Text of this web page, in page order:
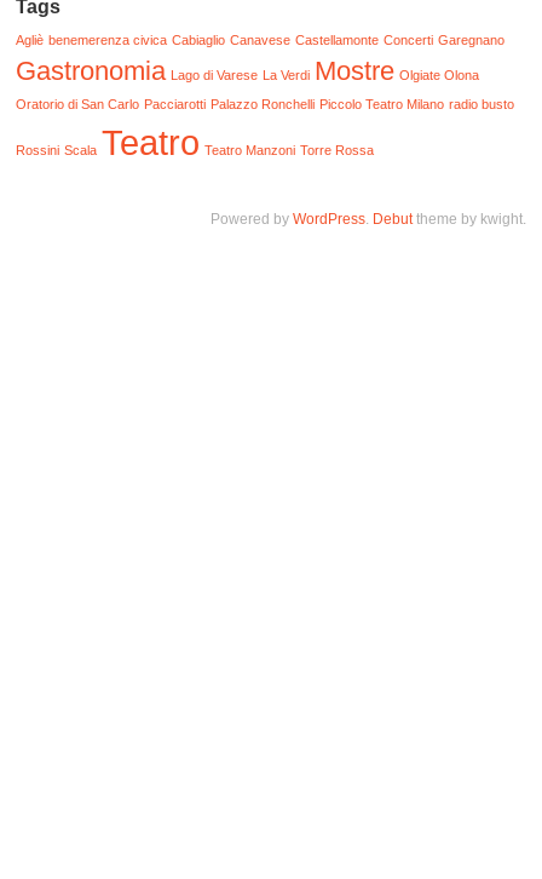
Tags
Agliè benemerenza civica Cabiaglio Canavese Castellamonte Concerti Garegnano
Gastronomia Lago di Varese La Verdi Mostre Olgiate Olona
Oratorio di San Carlo Pacciarotti Palazzo Ronchelli Piccolo Teatro Milano radio busto
Rossini Scala Teatro Teatro Manzoni Torre Rossa
Powered by WordPress. Debuttheme by kwight.